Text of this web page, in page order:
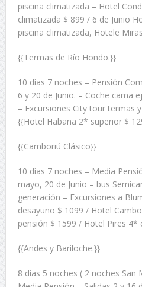
piscina climatizada – Hotel
climatizada $ 899 / 6 de Junio
piscina climatizada, Hotele
{{Termas de Río Hondo.}}
10 días 7 noches – Pensión
6 y 20 de Junio. – Coche cama
– Excursiones City tour termas
{{Hotel Habana 2* superior $
{{Camboriú Clásico}}
10 días 7 noches – Media
mayo, 20 de Junio – bus
generación – Excursiones a
desayuno $ 1099 / Hotel
pensión $ 1599 / Hotel Pires 4*
{{Andes y Bariloche.}}
8 días 5 noches ( 2 noches San